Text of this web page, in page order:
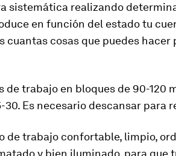
sistemática realizando
en función del estado tu
cuantas cosas que puedes hacer
de trabajo en bloques de 90-120
30. Es necesario descansar para
de trabajo confortable, limpio,
y bien iluminado, para que